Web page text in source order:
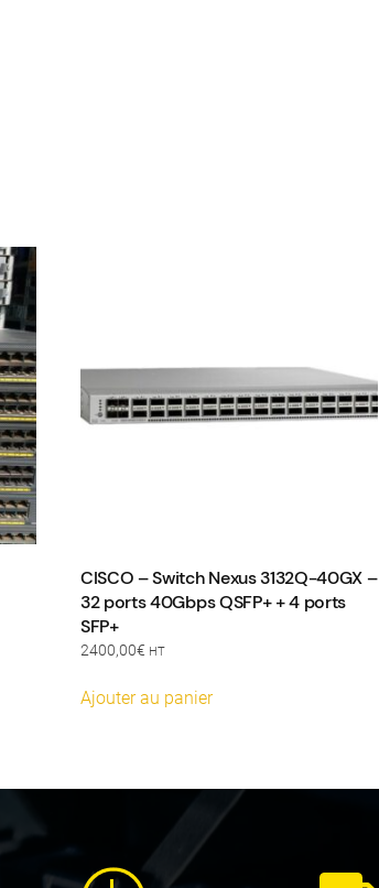
CISCO – Switch Nexus 3132Q-40GX –
32 ports 40Gbps QSFP+ + 4 ports
SFP+
2400,00€ HT
Ajouter au panier